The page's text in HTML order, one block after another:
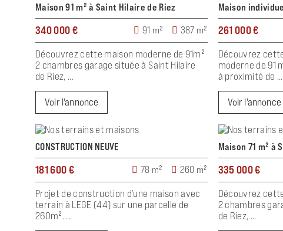
Maison 91 m² à Saint Hilaire de Riez
340 000 € 91 m² 387 m²
Découvrez cette maison moderne de 91m²
2 chambres garage située à Saint Hilaire
de Riez, ...
Voir l'annonce
Maison
261 000 €
Découvrez
moderne de 91
à proximité de ...
Voir l'annonce
CONSTRUCTION NEUVE
181 600 € 78 m² 260 m²
Projet de construction d’une maison avec
terrain à LEGE (44) sur une parcelle de
260m². ...
Maison 71 m² à
335 000 €
Découvrez
2 chambres
de Riez, ...